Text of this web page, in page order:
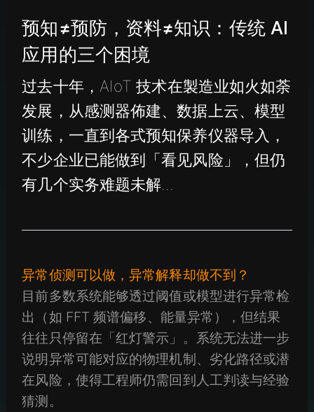
预知≠预防，资料≠知识：传统 AI
应用的三个困境
过去十年，AIoT 技术在製造业如火如荼
发展，从感测器佈建、数据上云、模型
训练，一直到各式预知保养仪器导入，
不少企业已能做到「看见风险」，但仍
有几个实务难题未解...
异常侦测可以做，异常解释却做不到？
目前多数系统能够透过阈值或模型进行异常检
出（如 FFT 频谱偏移、能量异常），但结果
往往只停留在「红灯警示」。系统无法进一步
说明异常可能对应的物理机制、劣化路径或潜
在风险，使得工程师仍需回到人工判读与经验
猜测。